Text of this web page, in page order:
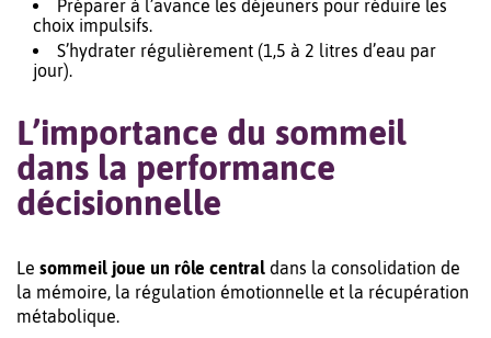
Préparer à l’avance les déjeuners pour réduire les
choix impulsifs.
S’hydrater régulièrement (1,5 à 2 litres d’eau par
jour).
L’importance du sommeil
dans la performance
décisionnelle
Le sommeil joue un rôle central dans la consolidation de
la mémoire, la régulation émotionnelle et la récupération
métabolique.